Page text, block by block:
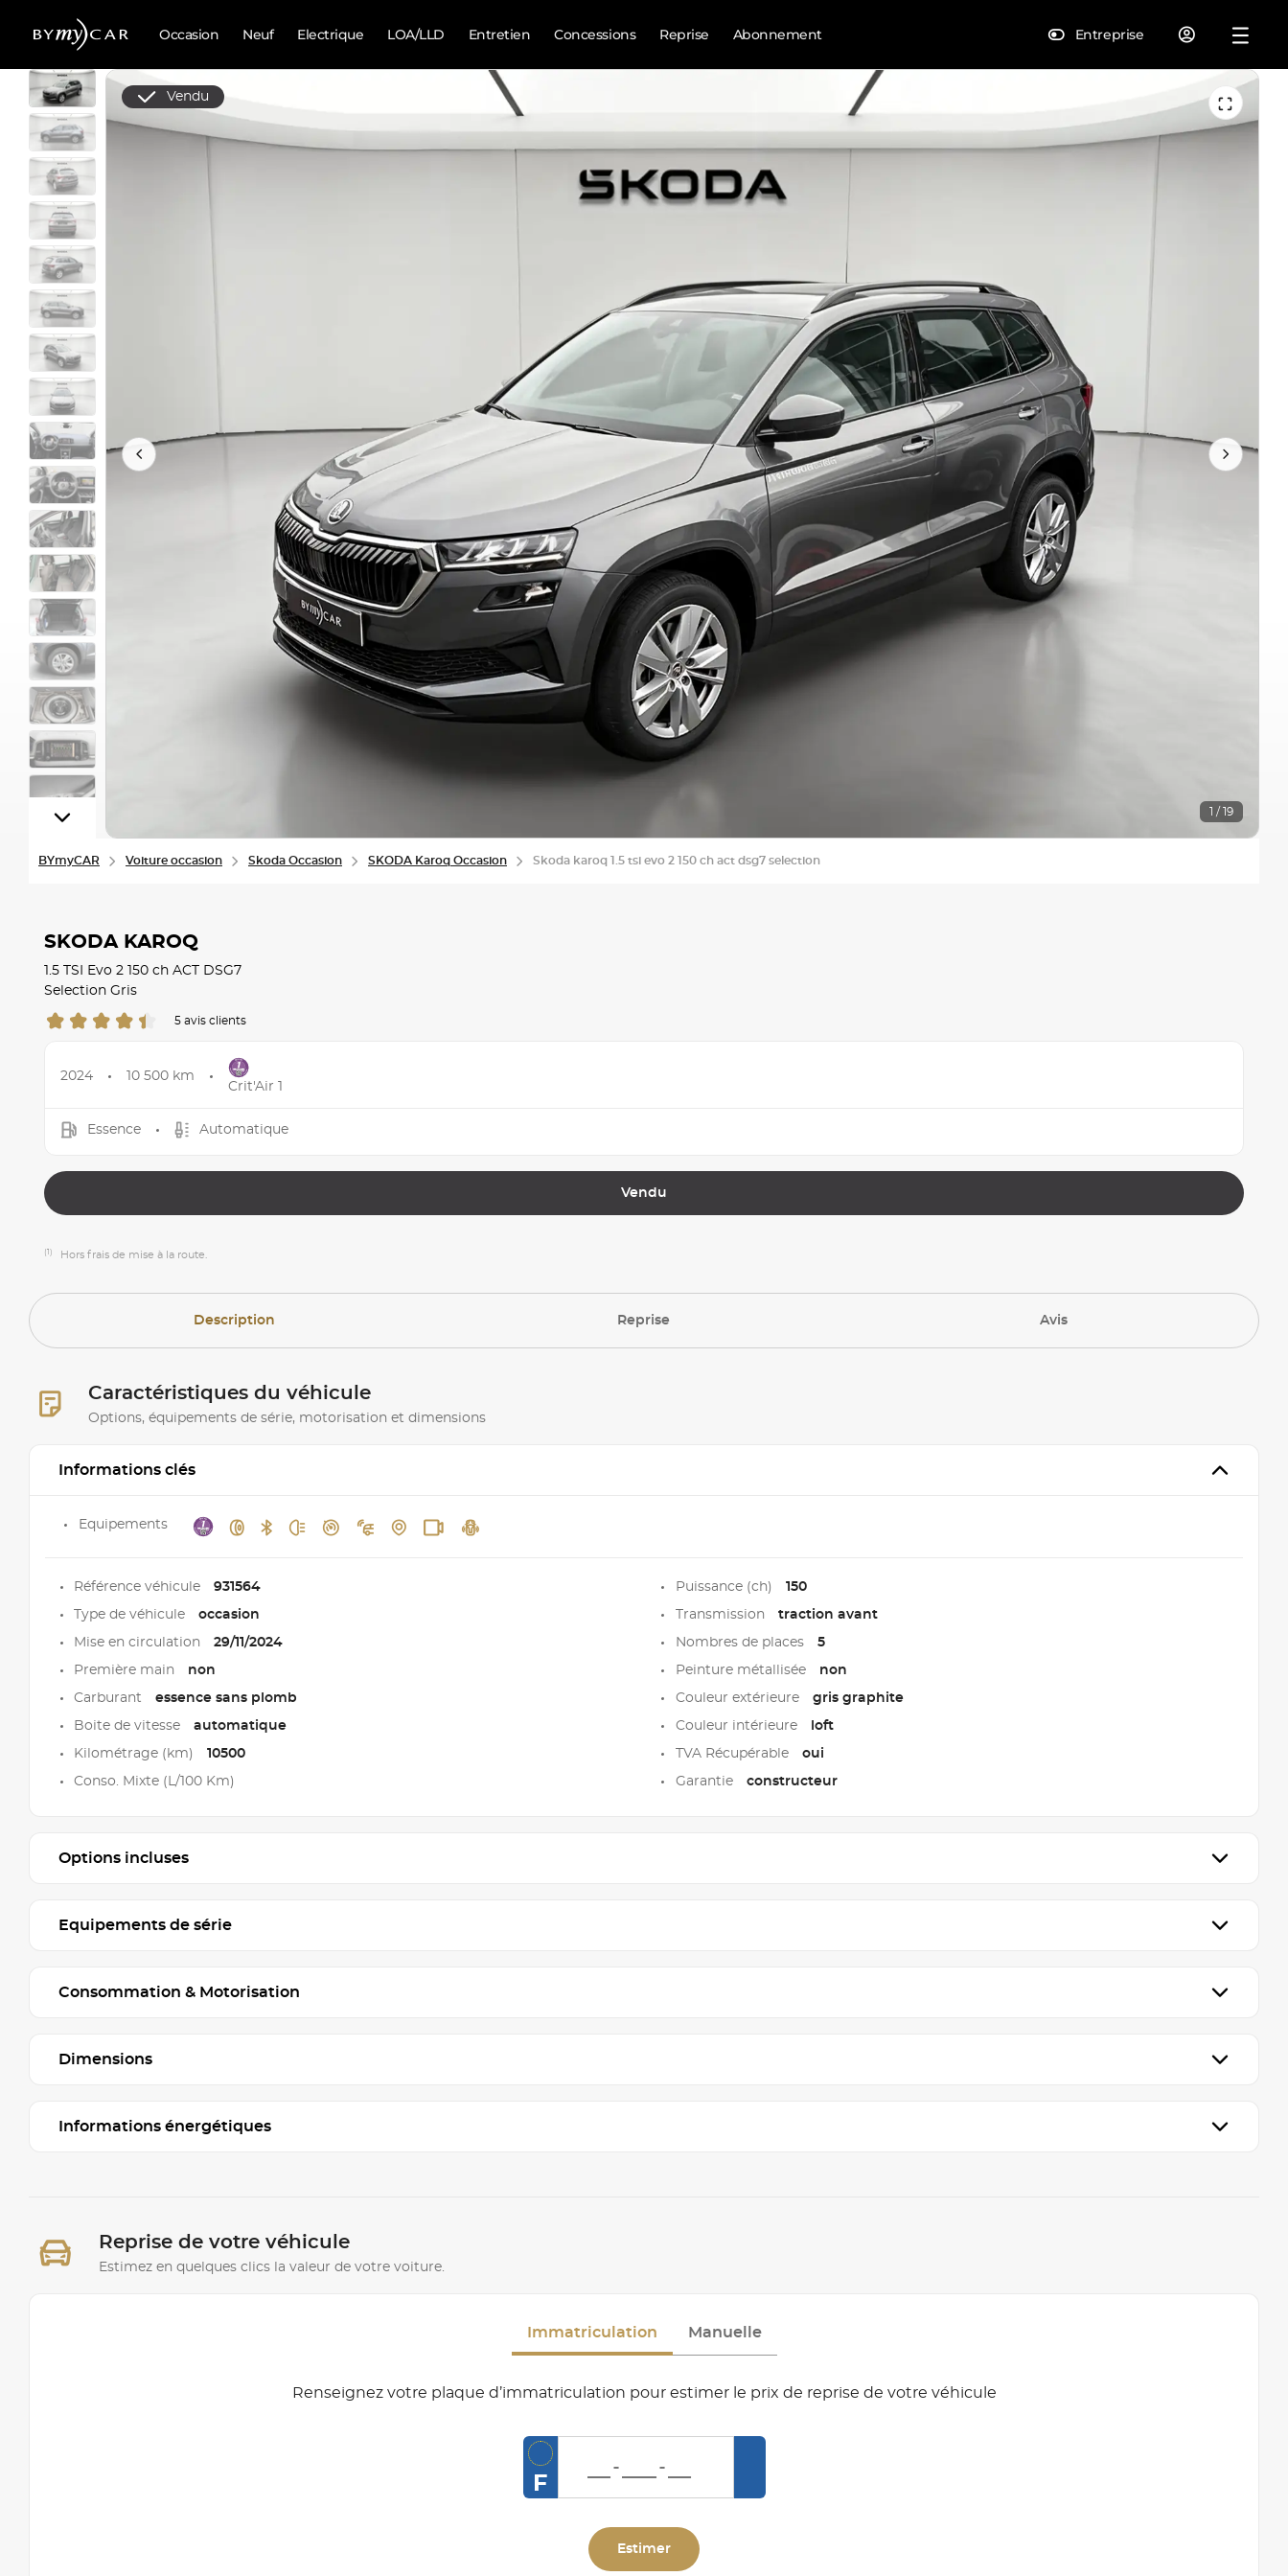
Occasion Neuf Electrique LOA/LLD Entretien Concessions Reprise Abonnement Entreprise
BYmyCAR Voiture occasion Skoda Occasion SKODA Karoq Occasion Skoda karoq 1.5 tsi evo 2 150 ch act dsg7 selection
Vendu
1 / 19
SKODA KAROQ
1.5 TSI Evo 2 150 ch ACT DSG7
Selection Gris
5 avis clients
2024 10 500 km
Crit'Air 1
Essence Automatique
Vendu
(1) Hors frais de mise à la route.
Description Reprise Avis
Caractéristiques du véhicule
Options, équipements de série, motorisation et dimensions
Informations clés
Equipements
Référence véhicule 931564
Type de véhicule occasion
Mise en circulation 29/11/2024
Première main non
Carburant essence sans plomb
Boite de vitesse automatique
Kilométrage (km) 10500
Conso. Mixte (L/100 Km)
Puissance (ch) 150
Transmission traction avant
Nombres de places 5
Peinture métallisée non
Couleur extérieure gris graphite
Couleur intérieure loft
TVA Récupérable oui
Garantie constructeur
Options incluses
Equipements de série
Consommation & Motorisation
Dimensions
Informations énergétiques
Reprise de votre véhicule
Estimez en quelques clics la valeur de votre voiture.
Immatriculation Manuelle
Renseignez votre plaque d’immatriculation pour estimer le prix de reprise de votre véhicule
F
Estimer